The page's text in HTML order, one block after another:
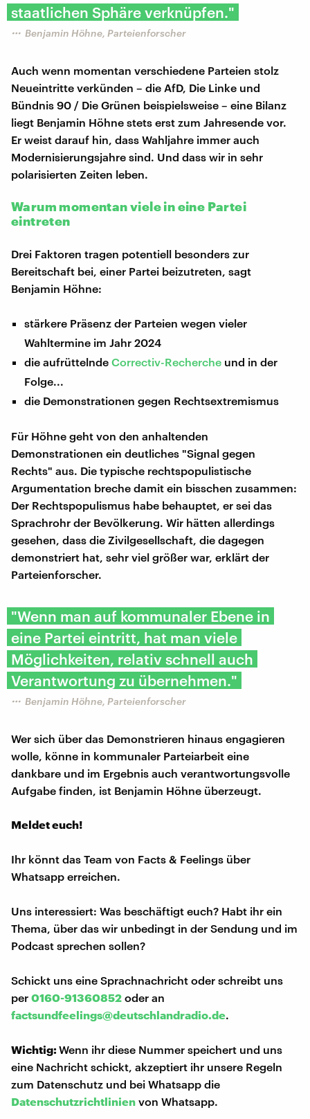
staatlichen Sphäre verknüpfen."
Benjamin Höhne, Parteienforscher
Auch wenn momentan verschiedene Parteien stolz
Neueintritte verkünden – die AfD, Die Linke und
Bündnis 90 / Die Grünen beispielsweise – eine Bilanz
liegt Benjamin Höhne stets erst zum Jahresende vor.
Er weist darauf hin, dass Wahljahre immer auch
Modernisierungsjahre sind. Und dass wir in sehr
polarisierten Zeiten leben.
Warum momentan viele in eine Partei
eintreten
Drei Faktoren tragen potentiell besonders zur
Bereitschaft bei, einer Partei beizutreten, sagt
Benjamin Höhne:
stärkere Präsenz der Parteien wegen vieler
Wahltermine im Jahr 2024
die aufrüttelndeCorrectiv-Recherche und in der
Folge...
die Demonstrationen gegen Rechtsextremismus
Für Höhne geht von den anhaltenden
Demonstrationen ein deutliches "Signal gegen
Rechts" aus. Die typische rechtspopulistische
Argumentation breche damit ein bisschen zusammen:
Der Rechtspopulismus habe behauptet, er sei das
Sprachrohr der Bevölkerung. Wir hätten allerdings
gesehen, dass die Zivilgesellschaft, die dagegen
demonstriert hat, sehr viel größer war, erklärt der
Parteienforscher.
"Wenn man auf kommunaler Ebene in
eine Partei eintritt, hat man viele
Möglichkeiten, relativ schnell auch
Verantwortung zu übernehmen."
Benjamin Höhne, Parteienforscher
Wer sich über das Demonstrieren hinaus engagieren
wolle, könne in kommunaler Parteiarbeit eine
dankbare und im Ergebnis auch verantwortungsvolle
Aufgabe finden, ist Benjamin Höhne überzeugt.
Meldet euch!
Ihr könnt das Team von Facts & Feelings über
Whatsapp erreichen.
Uns interessiert: Was beschäftigt euch? Habt ihr ein
Thema, über das wir unbedingt in der Sendung und im
Podcast sprechen sollen?
Schickt uns eine Sprachnachricht oder schreibt uns
per 0160-91360852 oder an
factsundfeelings@deutschlandradio.de.
Wichtig:Wenn ihr diese Nummer speichert und uns
eine Nachricht schickt, akzeptiert ihr unsere Regeln
zum Datenschutz und bei Whatsapp die
Datenschutzrichtlinien von Whatsapp.